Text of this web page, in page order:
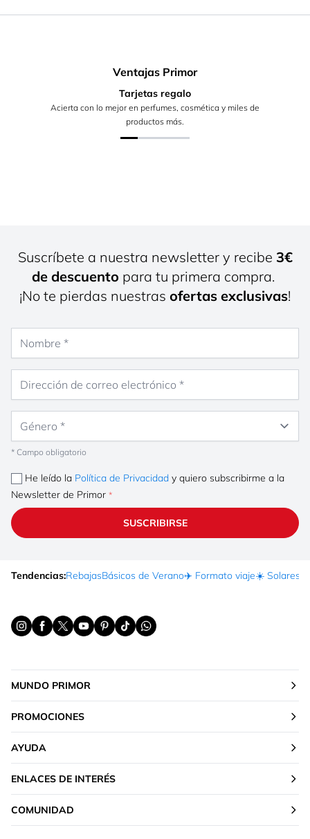
Ventajas Primor
Tarjetas regalo
Acierta con lo mejor en perfumes, cosmética y miles de
productos más.
Suscríbete a nuestra newsletter y recibe 3€
de descuento para tu primera compra.
¡No te pierdas nuestras ofertas exclusivas!
* Campo obligatorio
He leído la Política de Privacidad y quiero subscribirme a la
Newsletter de Primor
SUSCRIBIRSE
Tendencias:RebajasBásicos de Verano✈️ Formato viaje☀️ Solares
MUNDO PRIMOR
PROMOCIONES
AYUDA
ENLACES DE INTERÉS
COMUNIDAD